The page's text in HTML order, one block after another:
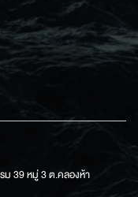
ม 39 หมู่ 3 ต.คลองห้า